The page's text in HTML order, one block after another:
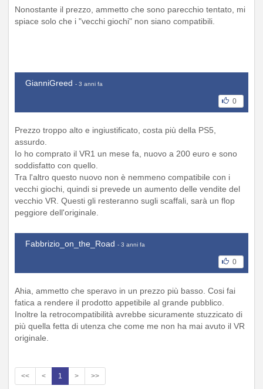
Nonostante il prezzo, ammetto che sono parecchio tentato, mi
spiace solo che i "vecchi giochi" non siano compatibili.
GianniGreed - 3 anni fa
0
Prezzo troppo alto e ingiustificato, costa più della PS5,
assurdo.
Io ho comprato il VR1 un mese fa, nuovo a 200 euro e sono
soddisfatto con quello.
Tra l'altro questo nuovo non è nemmeno compatibile con i
vecchi giochi, quindi si prevede un aumento delle vendite del
vecchio VR. Questi gli resteranno sugli scaffali, sarà un flop
peggiore dell'originale.
Fabbrizio_on_the_Road - 3 anni fa
0
Ahia, ammetto che speravo in un prezzo più basso. Cosi fai
fatica a rendere il prodotto appetibile al grande pubblico.
Inoltre la retrocompatibilità avrebbe sicuramente stuzzicato di
più quella fetta di utenza che come me non ha mai avuto il VR
originale.
<< < 1 > >>